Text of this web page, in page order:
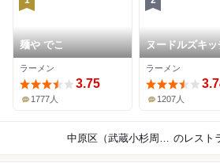
麺や でこ
ラーメン
3.75
1777人
ヌードルズキッ
ガナーズ
ラーメン
1207人
中原区（武蔵小杉周辺） のレスト